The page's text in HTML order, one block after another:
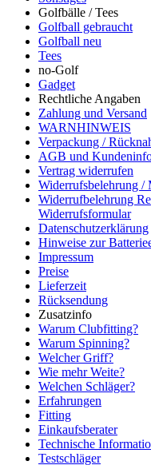
Golfbälle / Tees
Golfball gebraucht
Golfball neu
Tees
no-Golf
Gadget
Rechtliche Angaben
Zahlung und Versand
WARNHINWEIS
Verpackung /
AGB und
Vertrag widerrufen
Widerrufsbelehrung /
Widerrufbelehrung
Widerrufsformular
Datenschutzerklärung
Hinweise zur
Impressum
Preise
Lieferzeit
Rücksendung
Zusatzinfo
Warum Clubfitting?
Warum Spinning?
Welcher Griff?
Wie mehr Weite?
Welchen Schläger?
Erfahrungen
Fitting
Einkaufsberater
Technische
Testschläger